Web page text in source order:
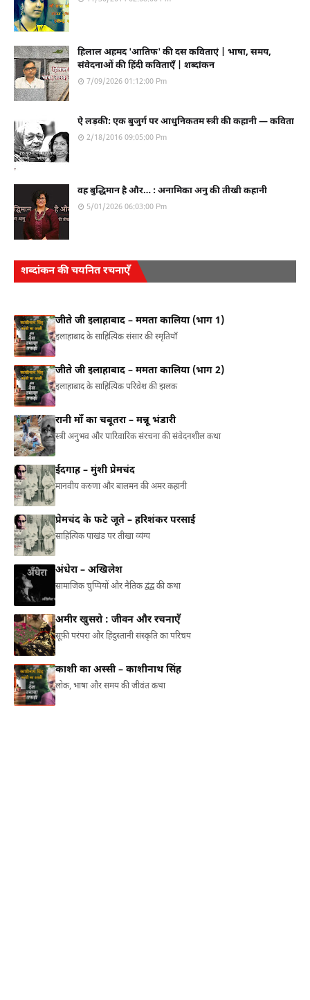
हिलाल अहमद 'आतिफ' की दस कविताएं | भाषा, समय,
संवेदनाओं की हिंदी कविताएँ | शब्दांकन
7/09/2026 01:12:00 Pm
ऐ लड़की: एक बुजुर्ग पर आधुनिकतम स्त्री की कहानी — कविता
2/18/2016 09:05:00 Pm
वह बुद्धिमान है और… : अनामिका अनु की तीखी कहानी
5/01/2026 06:03:00 Pm
शब्दांकन की चयनित रचनाएँ
जीते जी इलाहाबाद – ममता कालिया (भाग 1)
इलाहाबाद के साहित्यिक संसार की स्मृतियाँ
जीते जी इलाहाबाद – ममता कालिया (भाग 2)
इलाहाबाद के साहित्यिक परिवेश की झलक
रानी माँ का चबूतरा – मन्नू भंडारी
स्त्री अनुभव और पारिवारिक संरचना की संवेदनशील कथा
ईदगाह – मुंशी प्रेमचंद
मानवीय करुणा और बालमन की अमर कहानी
प्रेमचंद के फटे जूते – हरिशंकर परसाई
साहित्यिक पाखंड पर तीखा व्यंग्य
अंधेरा – अखिलेश
सामाजिक चुप्पियों और नैतिक द्वंद्व की कथा
अमीर खुसरो : जीवन और रचनाएँ
सूफ़ी परंपरा और हिंदुस्तानी संस्कृति का परिचय
काशी का अस्सी – काशीनाथ सिंह
लोक, भाषा और समय की जीवंत कथा